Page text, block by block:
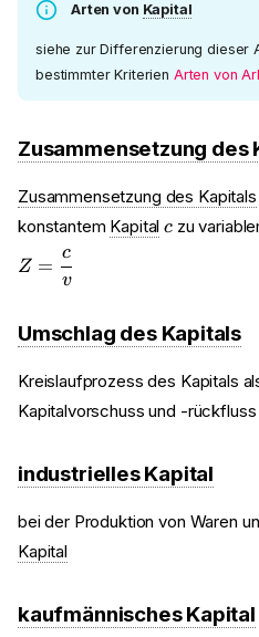
Arten von Kapital
siehe zur Differenzierung dieser
bestimmter Kriterien Arten von
Zusammensetzung des
Zusammensetzung des Kapitals
konstantem Kapital c
c zu
Z = \frac{c}{v}
Z =
v
c
Umschlag des Kapitals
Kreislaufprozess des Kapitals
Kapitalvorschuss und -rückfluss
industrielles Kapital
bei der Produktion von Waren
Kapital
kaufmännisches Kapital